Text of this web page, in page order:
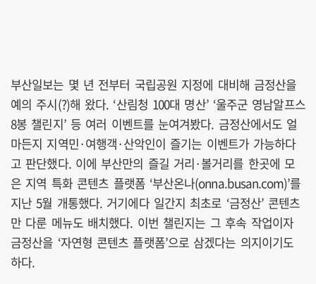
부산일보는 몇 년 전부터 국립공원 지정에 대비해 금정산을
예의 주시(?)해 왔다. ‘산림청 100대 명산’ ‘울주군 영남알프스
8봉 챌린지’ 등 여러 이벤트를 눈여겨봤다. 금정산에서도 얼
마든지 지역민·여행객·산악인이 즐기는 이벤트가 가능하다
고 판단했다. 이에 부산만의 즐길 거리·볼거리를 한곳에 모
은 지역 특화 콘텐츠 플랫폼 ‘부산온나(onna.busan.com)’를
지난 5월 개통했다. 거기에다 일간지 최초로 ‘금정산’ 콘텐츠
만 다룬 메뉴도 배치했다. 이번 챌린지는 그 후속 작업이자
금정산을 ‘자연형 콘텐츠 플랫폼’으로 삼겠다는 의지이기도
하다.